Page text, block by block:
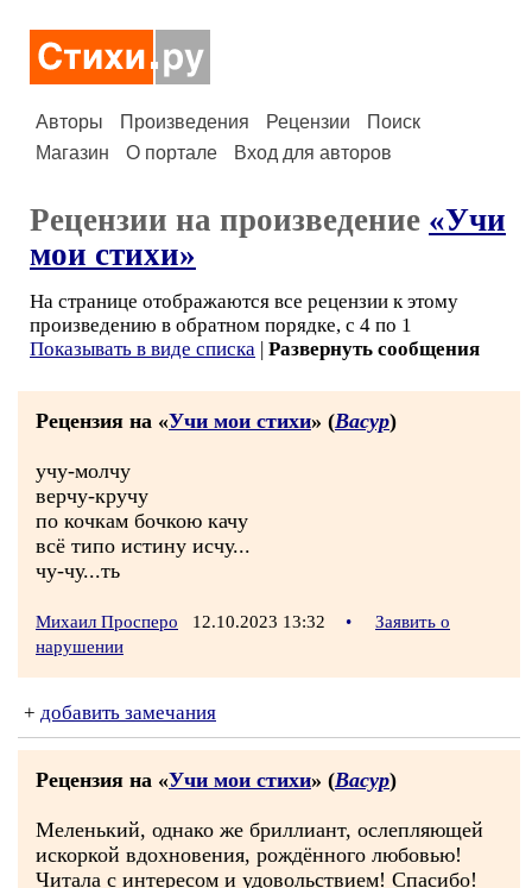
Авторы Произведения Рецензии
Поиск
Магазин
О портале Вход для авторов
Рецензии на произведение «Учи
мои стихи»
На странице отображаются все рецензии к этому
произведению в обратном порядке, с 4 по 1
Показывать в виде списка | Развернуть сообщения
Рецензия на «Учи мои стихи» (Васур)
учу-молчу
верчу-кручу
по кочкам бочкою качу
всё типо истину исчу...
чу-чу...ть
Михаил Просперо 12.10.2023 13:32 •
Заявить о
нарушении
+ добавить замечания
Рецензия на «Учи мои стихи» (Васур)
Меленький, однако же бриллиант, ослепляющей
искоркой вдохновения, рождённого любовью!
Читала с интересом и удовольствием! Спасибо!